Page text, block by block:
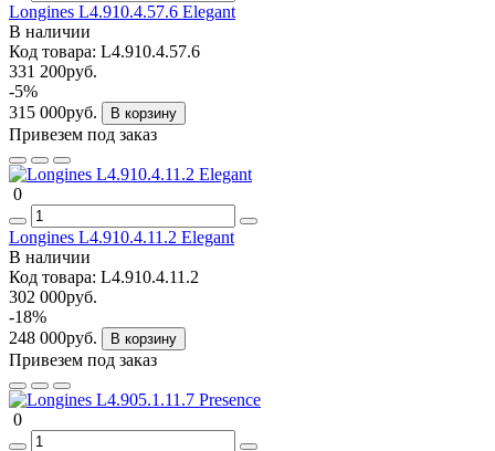
Longines L4.910.4.57.6 Elegant
В наличии
Код товара: L4.910.4.57.6
331 200руб.
-5%
315 000руб.
В корзину
Привезем под заказ
0
Longines L4.910.4.11.2 Elegant
В наличии
Код товара: L4.910.4.11.2
302 000руб.
-18%
248 000руб.
В корзину
Привезем под заказ
0